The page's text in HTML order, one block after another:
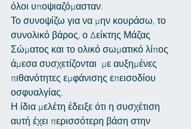
όλοι υποψιαζόμασταν.
Το συνοψίζω για να μην κουράσω, το
συνολικό βάρος, ο Δείκτης Μάζας
Σώματος και το ολικό σωματικό λίπος
άμεσα συσχετίζονται  με αυξημένες
πιθανότητες εμφάνισης επεισοδίου
οσφυαλγίας.
Η ίδια μελέτη έδειξε ότι η συσχέτιση
αυτή έχει περισσότερη βάση στην